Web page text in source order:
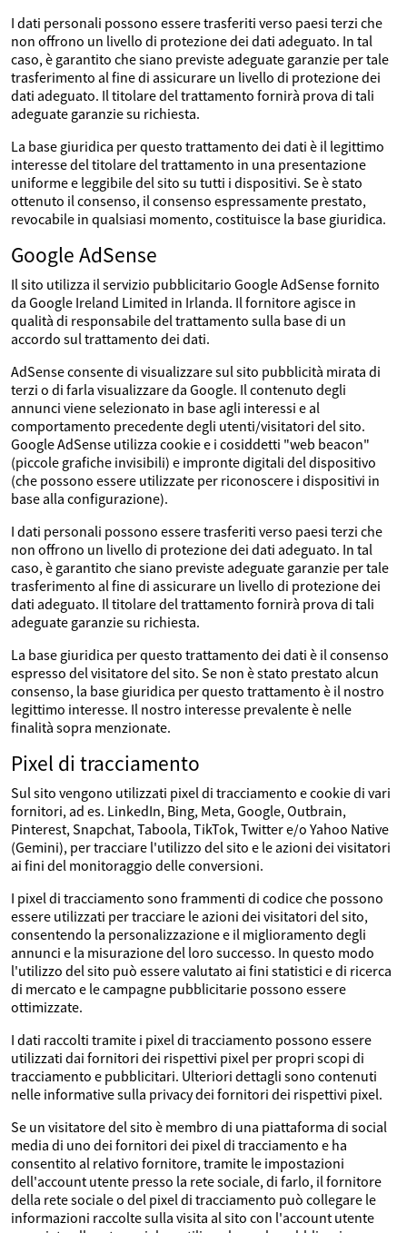
I dati personali possono essere trasferiti verso paesi terzi che
non offrono un livello di protezione dei dati adeguato. In tal
caso, è garantito che siano previste adeguate garanzie per tale
trasferimento al fine di assicurare un livello di protezione dei
dati adeguato. Il titolare del trattamento fornirà prova di tali
adeguate garanzie su richiesta.
La base giuridica per questo trattamento dei dati è il legittimo
interesse del titolare del trattamento in una presentazione
uniforme e leggibile del sito su tutti i dispositivi. Se è stato
ottenuto il consenso, il consenso espressamente prestato,
revocabile in qualsiasi momento, costituisce la base giuridica.
Google AdSense
Il sito utilizza il servizio pubblicitario Google AdSense fornito
da Google Ireland Limited in Irlanda. Il fornitore agisce in
qualità di responsabile del trattamento sulla base di un
accordo sul trattamento dei dati.
AdSense consente di visualizzare sul sito pubblicità mirata di
terzi o di farla visualizzare da Google. Il contenuto degli
annunci viene selezionato in base agli interessi e al
comportamento precedente degli utenti/visitatori del sito.
Google AdSense utilizza cookie e i cosiddetti "web beacon"
(piccole grafiche invisibili) e impronte digitali del dispositivo
(che possono essere utilizzate per riconoscere i dispositivi in
base alla configurazione).
I dati personali possono essere trasferiti verso paesi terzi che
non offrono un livello di protezione dei dati adeguato. In tal
caso, è garantito che siano previste adeguate garanzie per tale
trasferimento al fine di assicurare un livello di protezione dei
dati adeguato. Il titolare del trattamento fornirà prova di tali
adeguate garanzie su richiesta.
La base giuridica per questo trattamento dei dati è il consenso
espresso del visitatore del sito. Se non è stato prestato alcun
consenso, la base giuridica per questo trattamento è il nostro
legittimo interesse. Il nostro interesse prevalente è nelle
finalità sopra menzionate.
Pixel di tracciamento
Sul sito vengono utilizzati pixel di tracciamento e cookie di vari
fornitori, ad es. LinkedIn, Bing, Meta, Google, Outbrain,
Pinterest, Snapchat, Taboola, TikTok, Twitter e/o Yahoo Native
(Gemini), per tracciare l'utilizzo del sito e le azioni dei visitatori
ai fini del monitoraggio delle conversioni.
I pixel di tracciamento sono frammenti di codice che possono
essere utilizzati per tracciare le azioni dei visitatori del sito,
consentendo la personalizzazione e il miglioramento degli
annunci e la misurazione del loro successo. In questo modo
l'utilizzo del sito può essere valutato ai fini statistici e di ricerca
di mercato e le campagne pubblicitarie possono essere
ottimizzate.
I dati raccolti tramite i pixel di tracciamento possono essere
utilizzati dai fornitori dei rispettivi pixel per propri scopi di
tracciamento e pubblicitari. Ulteriori dettagli sono contenuti
nelle informative sulla privacy dei fornitori dei rispettivi pixel.
Se un visitatore del sito è membro di una piattaforma di social
media di uno dei fornitori dei pixel di tracciamento e ha
consentito al relativo fornitore, tramite le impostazioni
dell'account utente presso la rete sociale, di farlo, il fornitore
della rete sociale o del pixel di tracciamento può collegare le
informazioni raccolte sulla visita al sito con l'account utente